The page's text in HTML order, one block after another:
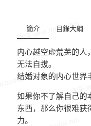
簡介 目錄大綱
内心越空虚荒芜的人
无法自拔。
结婚对象的内心世界
如果你不了解自己的
东西，那么你很难获
力。